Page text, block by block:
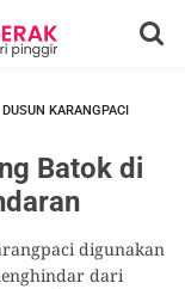
KARANGPACI
Batok di
digunakan
dari